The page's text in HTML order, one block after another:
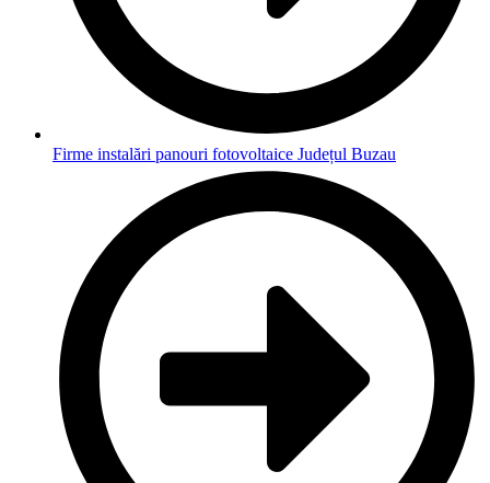
Firme instalări panouri fotovoltaice Județul Buzau